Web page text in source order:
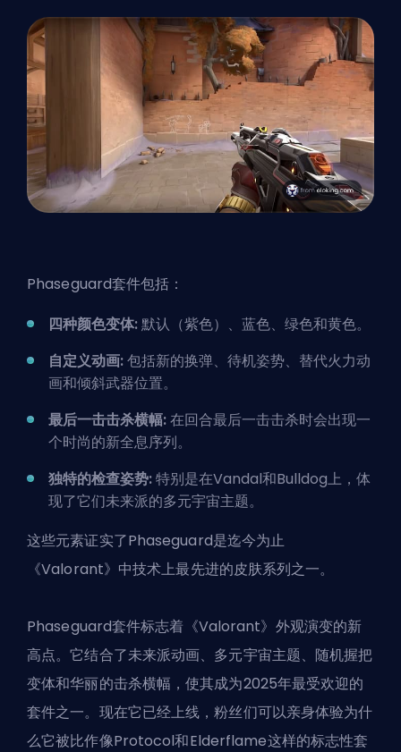
Phaseguard套件包括：
四种颜色变体:默认（紫色）、蓝色、绿色和黄色。
自定义动画:包括新的换弹、待机姿势、替代火力动
画和倾斜武器位置。
最后一击击杀横幅:在回合最后一击击杀时会出现一
个时尚的新全息序列。
独特的检查姿势:特别是在Vandal和Bulldog上，体
现了它们未来派的多元宇宙主题。
这些元素证实了Phaseguard是迄今为止
《Valorant》中技术上最先进的皮肤系列之一。
Phaseguard套件标志着《Valorant》外观演变的新
高点。它结合了未来派动画、多元宇宙主题、随机握把
变体和华丽的击杀横幅，使其成为2025年最受欢迎的
套件之一。现在它已经上线，粉丝们可以亲身体验为什
么它被比作像Protocol和Elderflame这样的标志性套